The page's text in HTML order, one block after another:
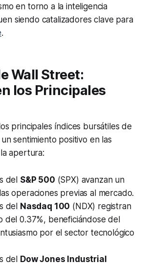
en torno a la inteligencia
siendo catalizadores clave para
.
Wall Street:
los Principales
principales índices bursátiles de
un sentimiento positivo en las
apertura:
del S&P 500 (SPX) avanzan un
operaciones previas al mercado.
del
Nasdaq 100 (NDX) registran
del 0.37%, beneficiándose del
por el sector tecnológico
del
Dow Jones Industrial